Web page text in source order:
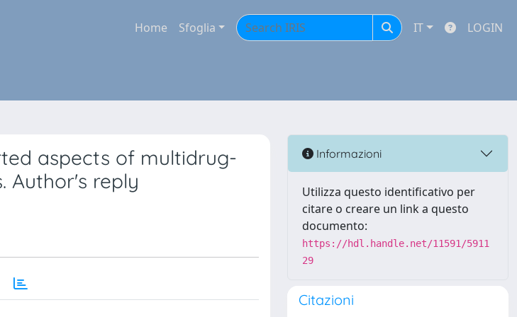
Home Sfoglia IT LOGIN
aspects of multidrug-
Author's reply
Informazioni
Utilizza questo identificativo per
citare o creare un link a questo
documento:
https://hdl.handle.net/11591/5911
29
Citazioni